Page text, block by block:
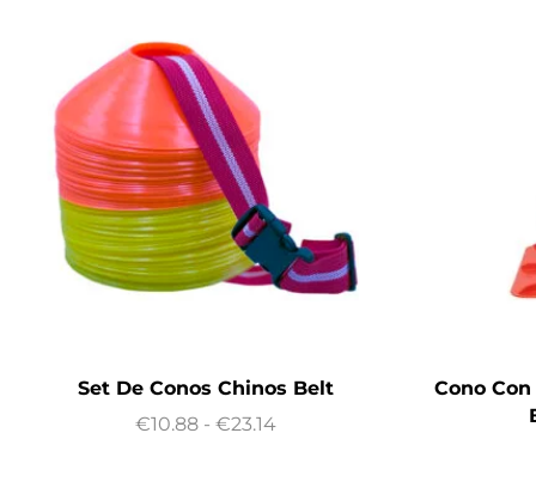
Set De Conos Chinos Belt
€10.88 - €23.14
Cono